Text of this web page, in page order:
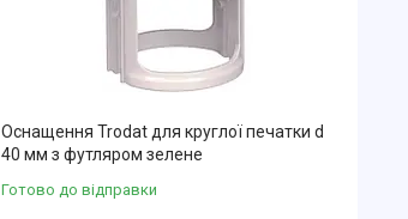
Оснащення Trodat для круглої печатки d
40 мм з футляром зелене
Готово до відправки